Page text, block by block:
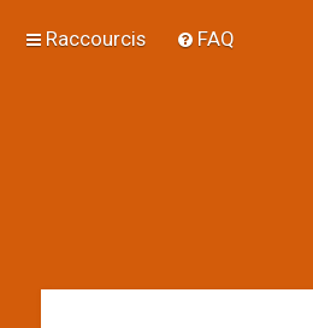
Raccourcis FAQ